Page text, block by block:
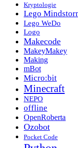
Kryptologie
Lego
Lego WeDo
Logo
Makecode
MakeyMakey
Making
mBot
Micro:bit
Minecraft
NEPO
offline
OpenRoberta
Ozobot
Pocket Code